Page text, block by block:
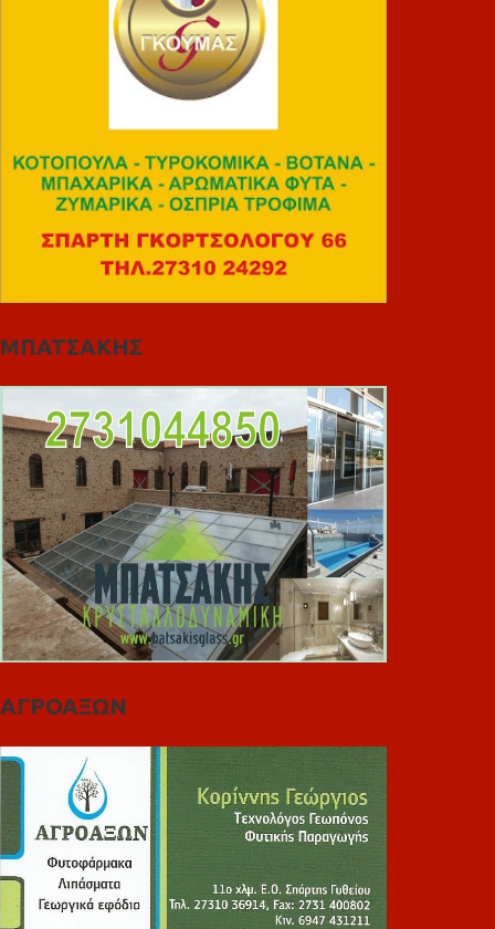
ΜΠΑΤΣΑΚΗΣ
ΑΓΡΟΑΞΩΝ